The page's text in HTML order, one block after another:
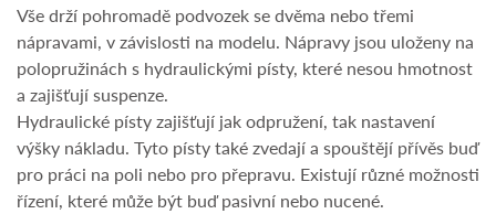
Vše drží pohromadě podvozek se dvěma nebo třemi
nápravami, v závislosti na modelu. Nápravy jsou uloženy na
polopružinách s hydraulickými písty, které nesou hmotnost
a zajišťují suspenze.
Hydraulické písty zajišťují jak odpružení, tak nastavení
výšky nákladu. Tyto písty také zvedají a spouštějí přívěs buď
pro práci na poli nebo pro přepravu. Existují různé možnosti
řízení, které může být buď pasivní nebo nucené.